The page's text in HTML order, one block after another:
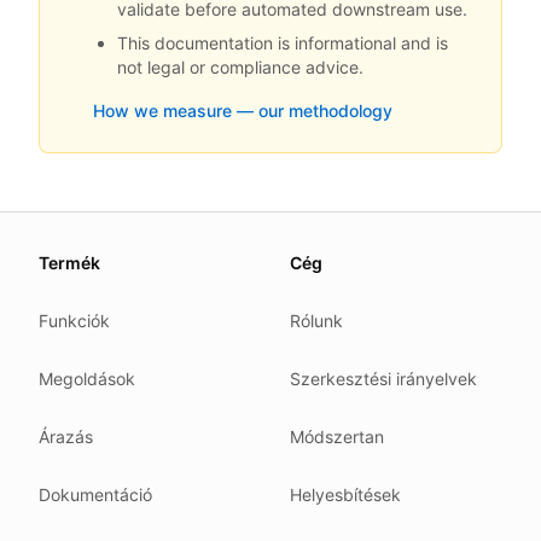
validate before automated downstream use.
This documentation is informational and is
not legal or compliance advice.
How we measure — our methodology
We update this page when our platform or the law
Related reading
Common questions
How tokens work
Termék
Funkciók
Megoldások
Árazás
Dokumentáció
Cég
Rólunk
Szerkesztési irányelvek
Módszertan
Helyesbítések